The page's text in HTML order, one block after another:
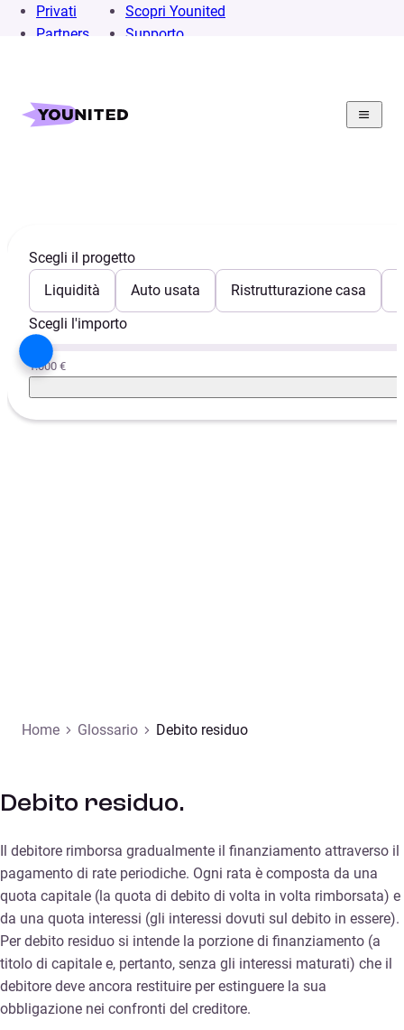
Privati
Partners
Scopri Younited
Supporto
Scegli il progetto
Liquidità
Auto usata Ristrutturazione casa
Scegli l'importo
1.000 €
Home Glossario Debito residuo
Debito residuo.
Il debitore rimborsa gradualmente il finanziamento attraverso il
pagamento di rate periodiche. Ogni rata è composta da una
quota capitale (la quota di debito di volta in volta rimborsata) e
da una quota interessi (gli interessi dovuti sul debito in essere).
Per debito residuo si intende la porzione di finanziamento (a
titolo di capitale e, pertanto, senza gli interessi maturati) che il
debitore deve ancora restituire per estinguere la sua
obbligazione nei confronti del creditore.